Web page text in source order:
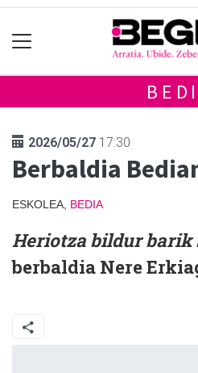
2026/05/27 17:30
Berbaldia
ESKOLEA, BEDIA
Heriotza bildur barik
berbaldia Nere